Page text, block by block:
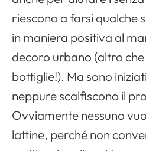
riescono a farsi qualche
in maniera positiva al
decoro urbano (altro
bottiglie!). Ma sono
neppure scalfiscono il
Ovviamente nessuno
lattine, perché non